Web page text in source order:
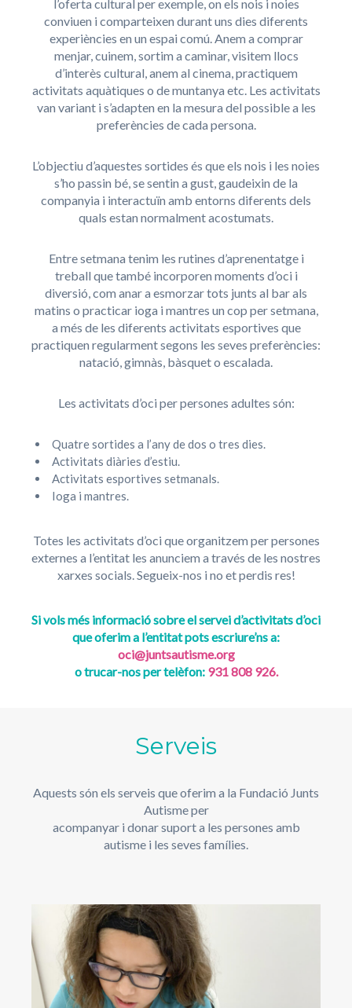
l’oferta cultural per exemple, on els nois i noies
conviuen i comparteixen durant uns dies diferents
experiències en un espai comú. Anem a comprar
menjar, cuinem, sortim a caminar, visitem llocs
d’interès cultural, anem al cinema, practiquem
activitats aquàtiques o de muntanya etc. Les activitats
van variant i s’adapten en la mesura del possible a les
preferències de cada persona.
L’objectiu d’aquestes sortides és que els nois i les noies
s’ho passin bé, se sentin a gust, gaudeixin de la
companyia i interactuïn amb entorns diferents dels
quals estan normalment acostumats.
Entre setmana tenim les rutines d’aprenentatge i
treball que també incorporen moments d’oci i
diversió, com anar a esmorzar tots junts al bar als
matins o practicar ioga i mantres un cop per setmana,
a més de les diferents activitats esportives que
practiquen regularment segons les seves preferències:
natació, gimnàs, bàsquet o escalada.
Les activitats d’oci per persones adultes són:
Quatre sortides a l’any de dos o tres dies.
Activitats diàries d’estiu.
Activitats esportives setmanals.
Ioga i mantres.
Totes les activitats d’oci que organitzem per persones
externes a l’entitat les anunciem a través de les nostres
xarxes socials. Segueix-nos i no et perdis res!
Si vols més informació sobre el servei d’activitats d’oci
que oferim a l’entitat pots escriure’ns a:
oci@juntsautisme.org
o trucar-nos per telèfon: 931 808 926.
Serveis
Aquests són els serveis que oferim a la Fundació Junts
Autisme per
acompanyar i donar suport a les persones amb
autisme i les seves famílies.